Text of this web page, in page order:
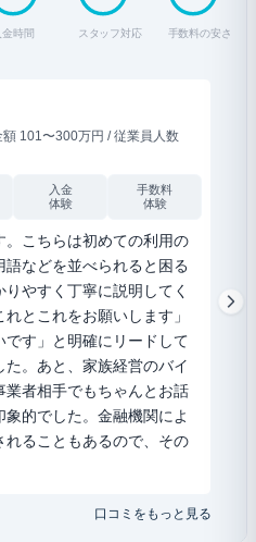
金時間 スタッフ対応 手数料の安さ
101〜300万円 / 従業員人数
入金
体験
手数料
体験
。こちらは初めての利用の
などを並べられると困る
やすく丁寧に説明してく
とこれをお願いします」
です」と明確にリードして
た。あと、家族経営のバイ
業者相手でもちゃんとお話
的でした。金融機関によ
れることもあるので、その
書
し、
口コミをもっと見る